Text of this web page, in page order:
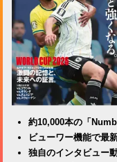
約10,000本の「
ビューワー機能で最
独自のインタビュー